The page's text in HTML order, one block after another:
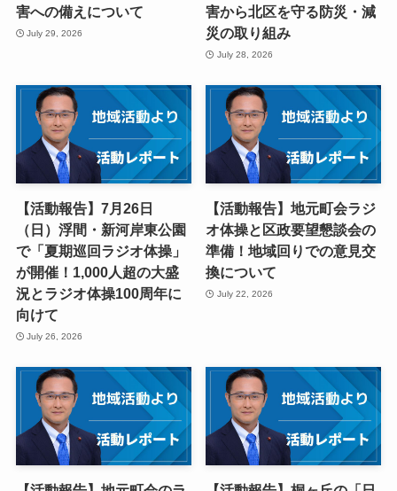
害への備えについて
July 29, 2026
害から北区を守る防災・減
災の取り組み
July 28, 2026
【活動報告】7月26日
（日）浮間・新河岸東公園
で「夏期巡回ラジオ体操」
が開催！1,000人超の大盛
況とラジオ体操100周年に
向けて
July 26, 2026
【活動報告】地元町会ラジ
オ体操と区政要望懇談会の
準備！地域回りでの意見交
換について
July 22, 2026